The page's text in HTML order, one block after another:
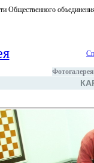
Общественного
Фотогалерея